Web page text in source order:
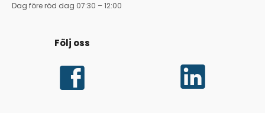
Dag före röd dag 07:30 – 12:00
Följ oss